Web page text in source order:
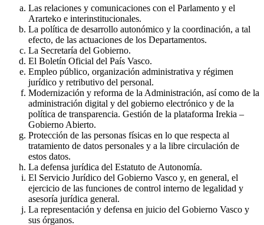
Las relaciones y comunicaciones con el Parlamento y el
Ararteko e interinstitucionales.
La política de desarrollo autonómico y la coordinación, a tal
efecto, de las actuaciones de los Departamentos.
La Secretaría del Gobierno.
El Boletín Oficial del País Vasco.
Empleo público, organización administrativa y régimen
jurídico y retributivo del personal.
Modernización y reforma de la Administración, así como de la
administración digital y del gobierno electrónico y de la
política de transparencia. Gestión de la plataforma Irekia –
Gobierno Abierto.
Protección de las personas físicas en lo que respecta al
tratamiento de datos personales y a la libre circulación de
estos datos.
La defensa jurídica del Estatuto de Autonomía.
El Servicio Jurídico del Gobierno Vasco y, en general, el
ejercicio de las funciones de control interno de legalidad y
asesoría jurídica general.
La representación y defensa en juicio del Gobierno Vasco y
sus órganos.